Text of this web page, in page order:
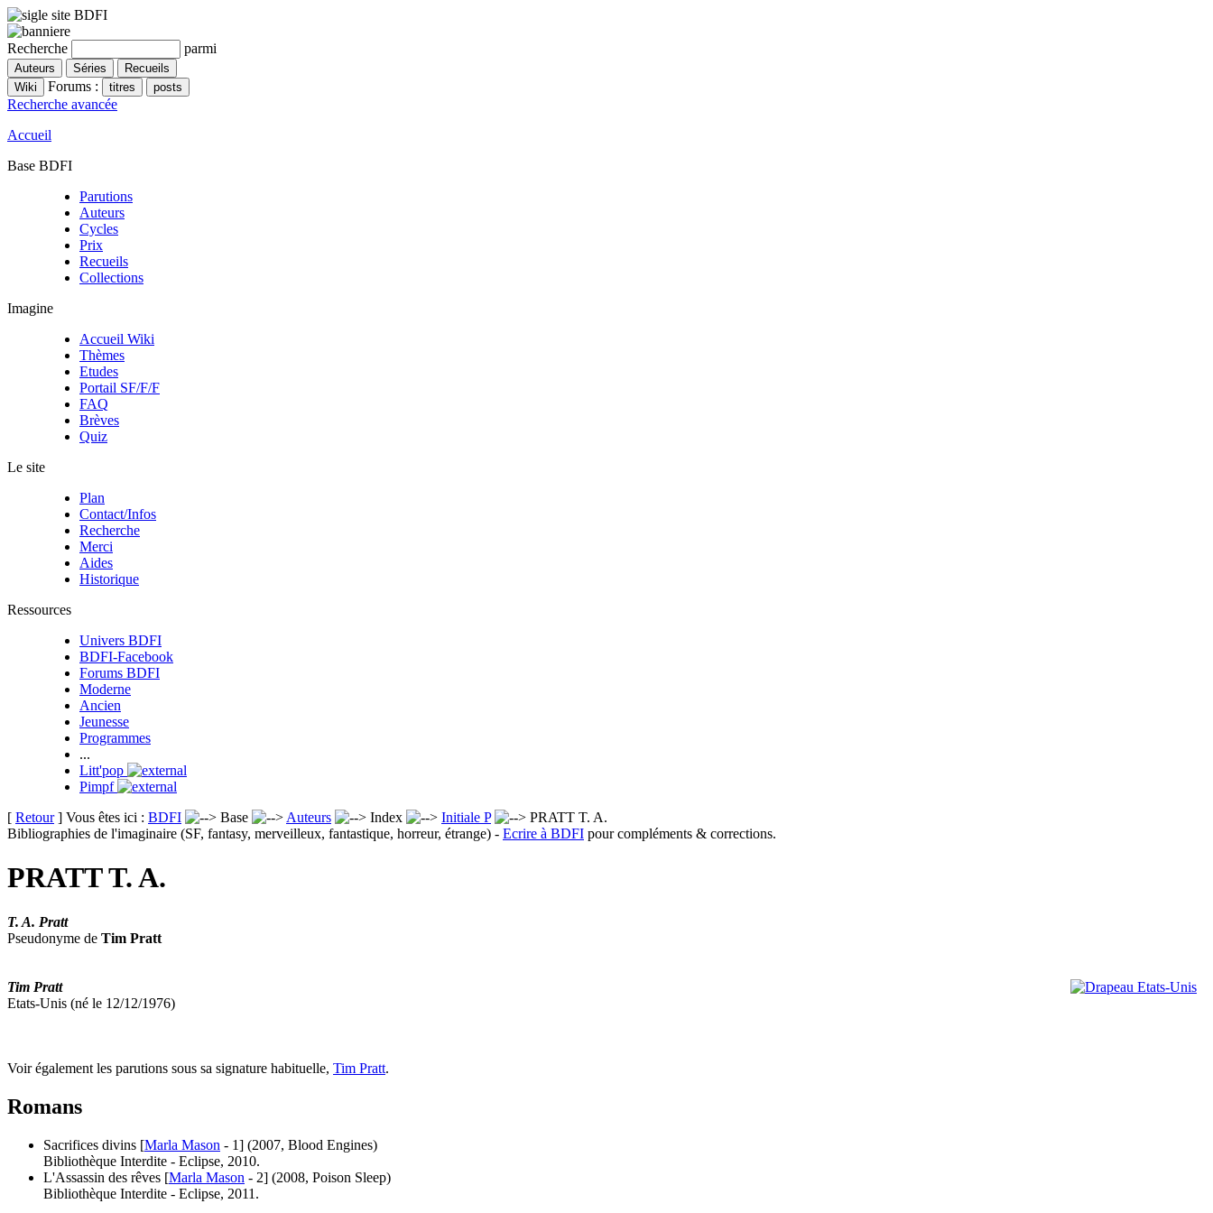
Recherche parmi
Forums :
Recherche avancée
Accueil
Base BDFI
Parutions
Auteurs
Cycles
Prix
Recueils
Collections
Imagine
Accueil Wiki
Thèmes
Etudes
Portail SF/F/F
FAQ
Brèves
Quiz
Le site
Plan
Contact/Infos
Recherche
Merci
Aides
Historique
Ressources
Univers BDFI
BDFI-Facebook
Forums BDFI
Moderne
Ancien
Jeunesse
Programmes
...
Litt'pop
Pimpf
[ Retour] Vous êtes ici : BDFI Base Auteurs Index Initiale P
PRATT T. A.
Bibliographies de l'imaginaire (SF, fantasy, merveilleux, fantastique, horreur, étrange) - Ecrire à BDFI pour compléments & corrections.
PRATT T. A.
T. A. Pratt
Pseudonyme de Tim Pratt
Tim Pratt
Etats-Unis (né le 12/12/1976)
Voir également les parutions sous sa signature habituelle, Tim Pratt.
Romans
Sacrifices divins [Marla Mason - 1] (2007, Blood Engines)
Bibliothèque Interdite - Eclipse, 2010.
L'Assassin des rêves [Marla Mason - 2] (2008, Poison Sleep)
Bibliothèque Interdite - Eclipse, 2011.